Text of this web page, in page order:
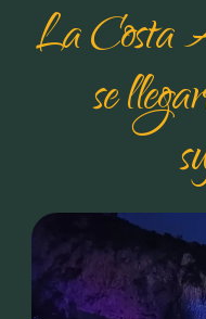
La Costa
se